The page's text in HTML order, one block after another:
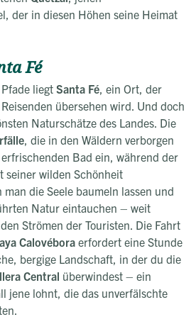
der in diesen Höhen seine Heimat
Fé
liegt Santa Fé , ein Ort, der
übersehen wird. Und doch
Naturschätze des Landes. Die
, die in den Wäldern verborgen
Bad ein, während der
seiner wilden Schönheit
die Seele baumeln lassen und
Natur eintauchen – weit
Strömen der Touristen. Die Fahrt
Calovébora erfordert eine Stunde
bergige Landschaft, in der du die
Central überwindest – ein
jene lohnt, die das unverfälschte